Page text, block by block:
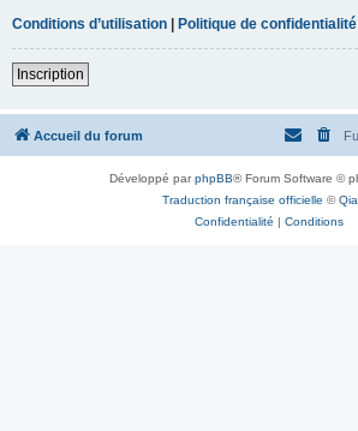
Conditions d’utilisation | Politique de confidentialité
Inscription
Accueil du forum
Développé parphpBB® Forum Software ©
Traduction française officielle ©
Confidentialité | Conditions